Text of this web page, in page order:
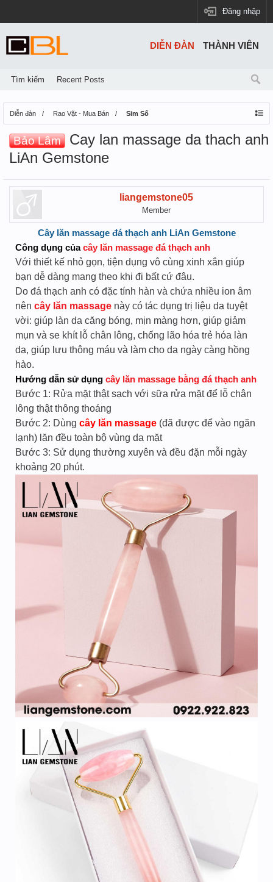
Đăng nhập
Diễn đàn Rao Vặt - Mua Bán Sim Số
Bảo Lâm
Cay lan massage da thach anh
LiAn Gemstone
liangemstone05
Member
Cây lăn massage đá thạch anh LiAn Gemstone
Công dụng củacây lăn massage đá thạch anh
Với thiết kế nhỏ gọn, tiện dụng vô cùng xinh xắn giúp
bạn dễ dàng mang theo khi đi bất cứ đâu.
Do đá thạch anh có đặc tính hàn và chứa nhiều ion âm
nên cây lăn massage này có tác dụng trị liệu da tuyệt
vời: giúp làn da căng bóng, mịn màng hơn, giúp giảm
mụn và se khít lỗ chân lông, chống lão hóa trẻ hóa làn
da, giúp lưu thông máu và làm cho da ngày càng hồng
hào.
Hướng dẫn sử dụng cây lăn massage bằng đá thạch anh
Bước 1: Rửa mặt thật sạch với sữa rửa mặt để lỗ chân
lông thật thông thoáng
Bước 2: Dùng cây lăn massage (đã được để vào ngăn
lạnh) lăn đều toàn bộ vùng da mặt
Bước 3: Sử dụng thường xuyên và đều đặn mỗi ngày
khoảng 20 phút.
DIỄN ĐÀN
Tìm kiếm Recent Posts
THÀNH VIÊN